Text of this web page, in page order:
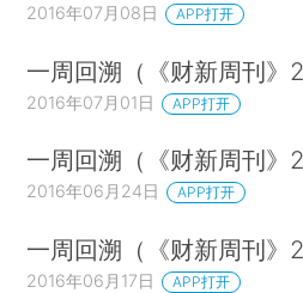
2016年07月08日 APP打开
一周回溯（《财新周刊》
2016年07月01日 APP打开
一周回溯（《财新周刊》
2016年06月24日 APP打开
一周回溯（《财新周刊》
2016年06月17日 APP打开